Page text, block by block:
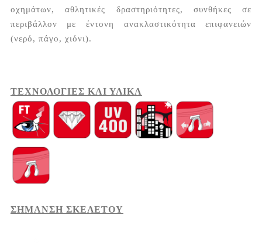
οχημάτων, αθλητικές δραστηριότητες, συνθήκες σε
περιβάλλον με έντονη ανακλαστικότητα επιφανειών
(νερό, πάγο, χιόνι).
ΤΕΧΝΟΛΟΓΙΕΣ ΚΑΙ ΥΛΙΚΑ
ΣΗΜΑΝΣΗ ΣΚΕΛΕΤΟΥ